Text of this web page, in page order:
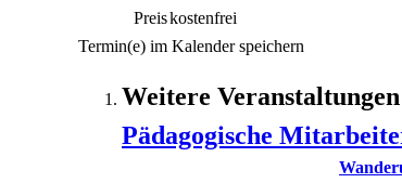
Preiskostenfrei
Termin(e) im Kalender speichern
Weitere
Pädagogische